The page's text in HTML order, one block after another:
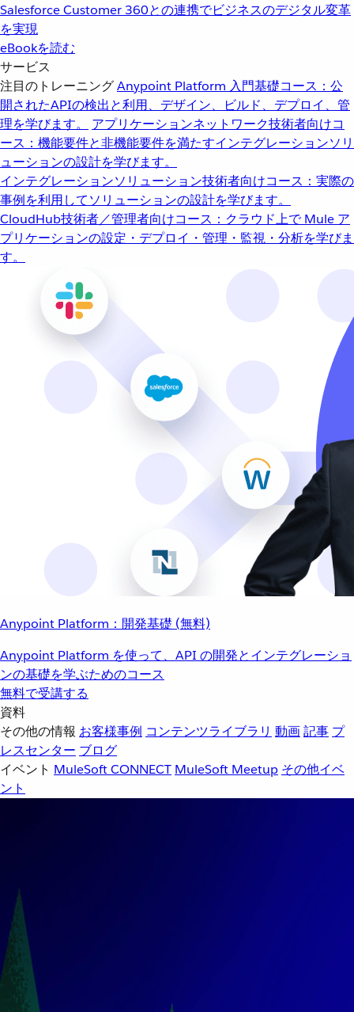
Salesforce Customer 360との連携でビジネスのデジタル変革
を実現
eBookを読む
サービス
注目のトレーニングAnypoint Platform 入門基礎コース：公
開されたAPIの検出と利用、デザイン、ビルド、デプロイ、管
理を学びます。
アプリケーションネットワーク技術者向けコ
ース：機能要件と非機能要件を満たすインテグレーションソリ
ューションの設計を学びます。
インテグレーションソリューション技術者向けコース：実際の
事例を利用してソリューションの設計を学びます。
CloudHub技術者／管理者向けコース：クラウド上で Mule ア
プリケーションの設定・デプロイ・管理・監視・分析を学びま
す。
Anypoint Platform：開発基礎 (無料)
Anypoint Platform を使って、API の開発とインテグレーショ
ンの基礎を学ぶためのコース
無料で受講する
資料
その他の情報 お客様事例 コンテンツライブラリ 動画記事 プ
レスセンター ブログ
イベント MuleSoft CONNECT MuleSoft Meetup その他イベ
ント